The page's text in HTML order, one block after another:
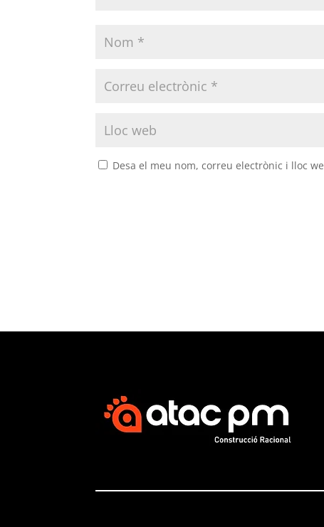
Desa el meu nom, correu electrònic i lloc